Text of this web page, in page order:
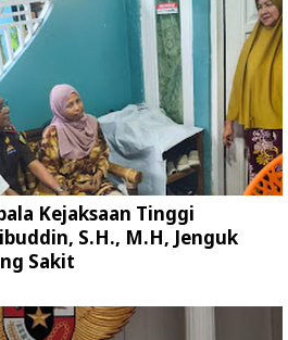
Kejaksaan Tinggi
S.H., M.H, Jenguk
Sakit